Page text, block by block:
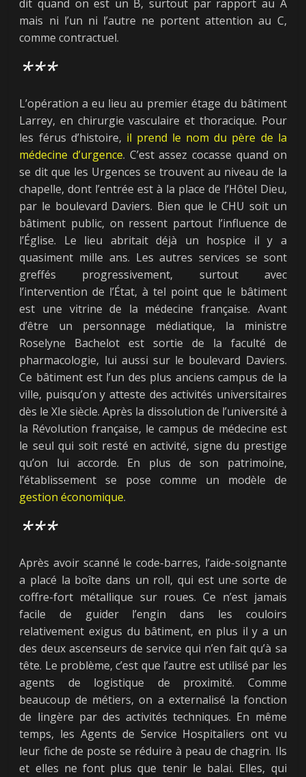
dit quand on est un B, surtout par rapport au A
mais ni l’un ni l’autre ne portent attention au C,
comme contractuel.
***
L’opération a eu lieu au premier étage du bâtiment
Larrey, en chirurgie vasculaire et thoracique. Pour
les férus d’histoire, il prend le nom du père de la
médecine d’urgence. C’est assez cocasse quand on
se dit que les Urgences se trouvent au niveau de la
chapelle, dont l’entrée est à la place de l’Hôtel Dieu,
par le boulevard Daviers. Bien que le CHU soit un
bâtiment public, on ressent partout l’influence de
l’Église. Le lieu abritait déjà un hospice il y a
quasiment mille ans. Les autres services se sont
greffés progressivement, surtout avec
l’intervention de l’État, à tel point que le bâtiment
est une vitrine de la médecine française. Avant
d’être un personnage médiatique, la ministre
Roselyne Bachelot est sortie de la faculté de
pharmacologie, lui aussi sur le boulevard Daviers.
Ce bâtiment est l’un des plus anciens campus de la
ville, puisqu’on y atteste des activités universitaires
dès le XIe siècle. Après la dissolution de l’université à
la Révolution française, le campus de médecine est
le seul qui soit resté en activité, signe du prestige
qu’on lui accorde. En plus de son patrimoine,
l’établissement se pose comme un modèle de
gestion économique.
***
Après avoir scanné le code-barres, l’aide-soignante
a placé la boîte dans un roll, qui est une sorte de
coffre-fort métallique sur roues. Ce n’est jamais
facile de guider l’engin dans les couloirs
relativement exigus du bâtiment, en plus il y a un
des deux ascenseurs de service qui n’en fait qu’à sa
tête. Le problème, c’est que l’autre est utilisé par les
agents de logistique de proximité. Comme
beaucoup de métiers, on a externalisé la fonction
de lingère par des activités techniques. En même
temps, les Agents de Service Hospitaliers ont vu
leur fiche de poste se réduire à peau de chagrin. Ils
et elles ne font plus que tenir le balai. Elles, qui